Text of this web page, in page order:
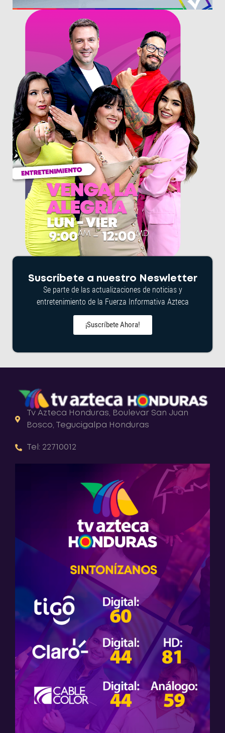
Suscríbete a nuestro Neswletter
Se parte de las actualizaciones de noticias y
entretenimiento de la Fuerza Informativa Azteca
¡Suscríbete Ahora!
Tv Azteca Honduras, Boulevar San Juan
Bosco, Tegucigalpa Honduras
Tel: 22710012